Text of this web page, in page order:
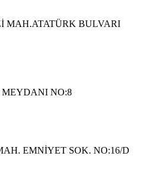
MAH.ATATÜRK BULVARI
NO:8
EMNİYET SOK. NO:16/D